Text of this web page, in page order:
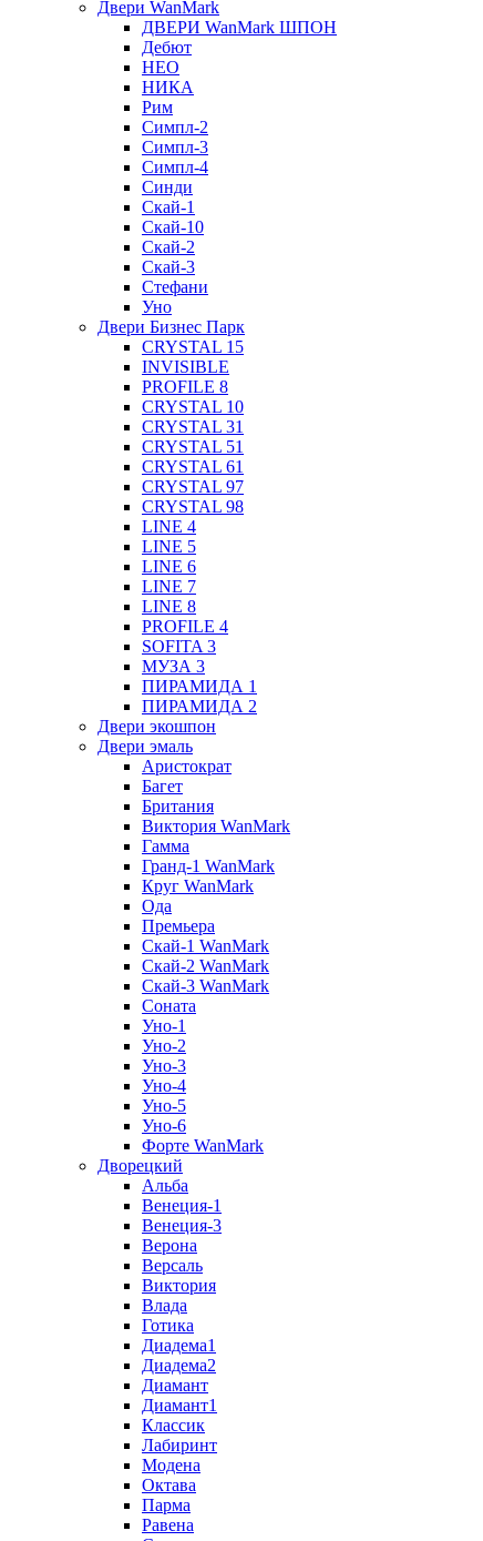
Двери WanMark
ДВЕРИ WanMark ШПОН
Дебют
НЕО
НИКА
Рим
Симпл-2
Симпл-3
Симпл-4
Синди
Скай-1
Скай-10
Скай-2
Скай-3
Стефани
Уно
Двери Бизнес Парк
CRYSTAL 15
INVISIBLE
PROFILE 8
CRYSTAL 10
CRYSTAL 31
CRYSTAL 51
CRYSTAL 61
CRYSTAL 97
CRYSTAL 98
LINE 4
LINE 5
LINE 6
LINE 7
LINE 8
PROFILE 4
SOFITA 3
МУЗА 3
ПИРАМИДА 1
ПИРАМИДА 2
Двери экошпон
Двери эмаль
Аристократ
Багет
Британия
Виктория WanMark
Гамма
Гранд-1 WanMark
Круг WanMark
Ода
Премьера
Скай-1 WanMark
Скай-2 WanMark
Скай-3 WanMark
Соната
Уно-1
Уно-2
Уно-3
Уно-4
Уно-5
Уно-6
Форте WanMark
Дворецкий
Альба
Венеция-1
Венеция-3
Верона
Версаль
Виктория
Влада
Готика
Диадема1
Диадема2
Диамант
Диамант1
Классик
Лабиринт
Модена
Октава
Парма
Равена